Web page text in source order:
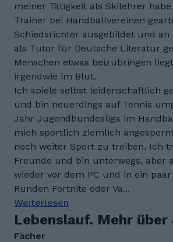
meiner Tätigkeit als Skilehrer
Trainer bei Handballvereinen
Schiedsrichter ausgebildet und an
als Tutor für Deutsche Literatur
Menschen etwas beizubringen
irgendwie im Blut.
Ich spiele selbst leidenschaftlich
und bin neuerdings auf Tennis
Jahr Jugendbundesliga im
mich sportlich ziemlich
noch weiter Sport zu treiben. Ich
Freunde und bin unterwegs, aber
wieder vor dem PC und in ein
Runden Fortnite oder Va...
Weiterlesen
Lebenslauf. Mehr über
Fächer